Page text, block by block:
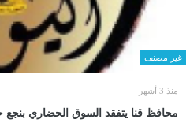
غير مصنف
منذ 3 أشهر
محافظ قنا يتفقد السوق الحضاري بنجع